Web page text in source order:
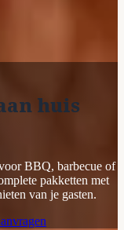
huis
BBQ, barbecue of
pakketten met
van je gasten.